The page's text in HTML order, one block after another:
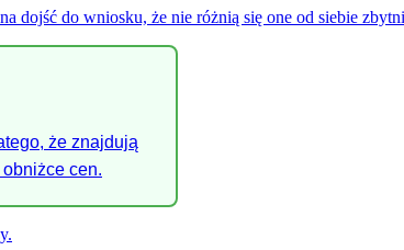
dojść do wniosku, że nie różnią się one od siebie
że znajdują
cen.